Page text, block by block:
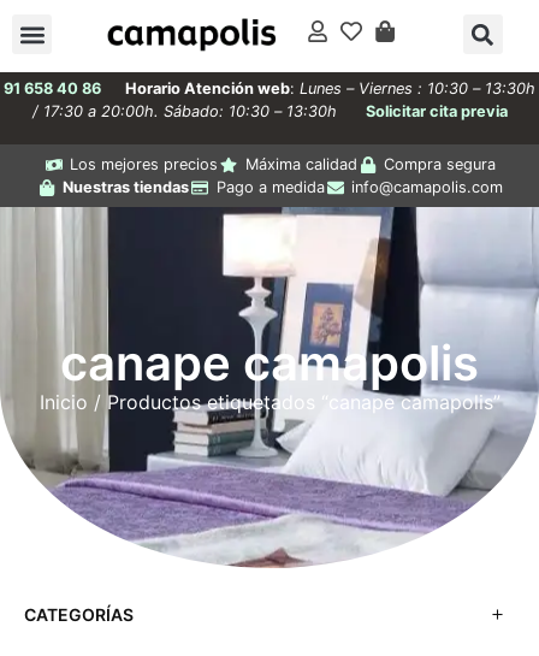
91 658 40 86 Horario Atención web: Lunes – Viernes : 10:30 – 13:30h
/ 17:30 a 20:00h. Sábado: 10:30 – 13:30h
Solicitar cita previa
Los mejores precios Máxima calidad
Compra segura
Nuestras tiendas
Pago a medida info@camapolis.com
canape camapolis
Inicio / Productos etiquetados “canape camapolis”
CATEGORÍAS